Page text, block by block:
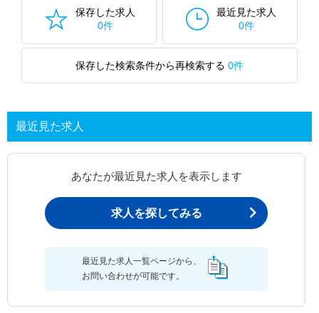
保存した求人
0件
最近見た求人
0件
保存した検索条件から再検索する 0件
最近見た求人
あなたが最近見た求人を表示します
求人を探してみる
最近見た求人一覧ページから、
お問い合わせが可能です。